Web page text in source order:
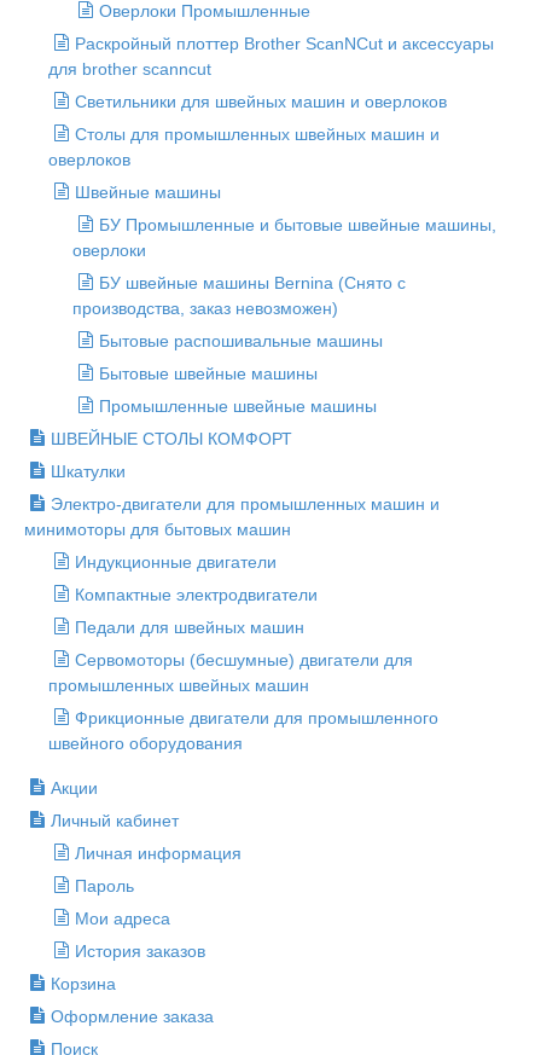
Оверлоки Промышленные
Раскройный плоттер Brother ScanNCut и аксессуары
для brother scanncut
Светильники для швейных машин и оверлоков
Столы для промышленных швейных машин и
оверлоков
Швейные машины
БУ Промышленные и бытовые швейные машины,
оверлоки
БУ швейные машины Bernina (Снято с
производства, заказ невозможен)
Бытовые распошивальные машины
Бытовые швейные машины
Промышленные швейные машины
ШВЕЙНЫЕ СТОЛЫ КОМФОРТ
Шкатулки
Электро-двигатели для промышленных машин и
минимоторы для бытовых машин
Индукционные двигатели
Компактные электродвигатели
Педали для швейных машин
Сервомоторы (бесшумные) двигатели для
промышленных швейных машин
Фрикционные двигатели для промышленного
швейного оборудования
Акции
Личный кабинет
Личная информация
Пароль
Мои адреса
История заказов
Корзина
Оформление заказа
Поиск